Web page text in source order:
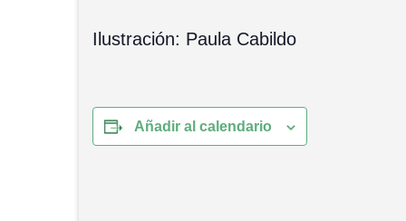
Ilustración: Paula Cabildo
Añadir al calendario